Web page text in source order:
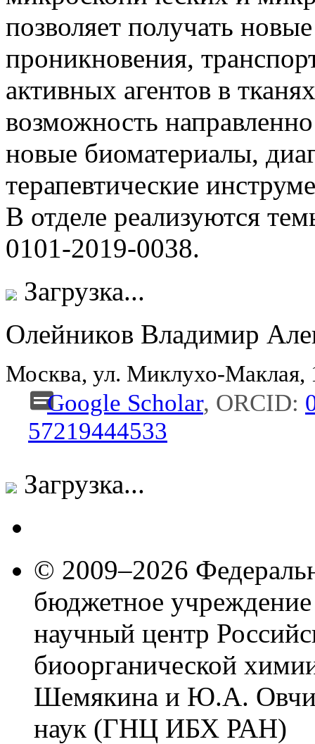
позволяет получать
проникновения,
активных агентов в
возможность
новые биоматериалы,
терапевтические
В отделе реализуются
0101-2019-0038.
Загрузка...
Олейников Владимир
Москва, ул. Миклухо-
Google Scholar, ORCID:
57219444533
Загрузка...
© 2009–2026
бюджетное
научный центр
биоорганической
Шемякина и Ю.А.
наук (ГНЦ ИБХ РАН)